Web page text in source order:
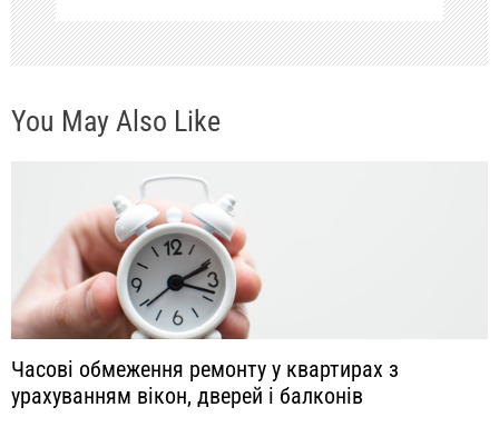
и
с
я
You May Also Like
Часові обмеження ремонту у квартирах з
урахуванням вікон, дверей і балконів